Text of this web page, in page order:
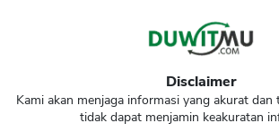
Disclaimer
Kami akan menjaga informasi yang akurat dan
tidak dapat menjamin keakuratan